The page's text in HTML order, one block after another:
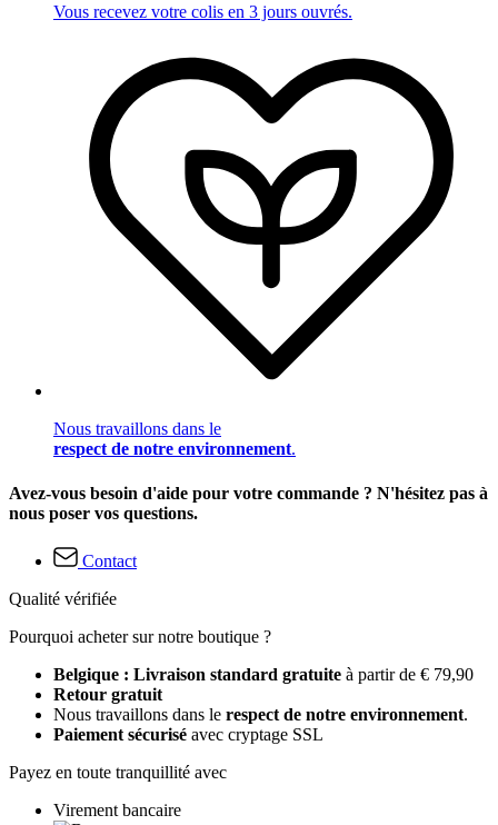
Vous recevez votre colis en 3 jours ouvrés.
Nous travaillons dans le
respect de notre environnement.
Avez-vous besoin d'aide pour votre commande ? N'hésitez pas à
nous poser vos questions.
Contact
Qualité vérifiée
Pourquoi acheter sur notre boutique ?
Belgique : Livraison standard gratuite à partir de € 79,90
Retour gratuit
Nous travaillons dans le respect de notre environnement.
Paiement sécurisé avec cryptage SSL
Payez en toute tranquillité avec
Virement bancaire